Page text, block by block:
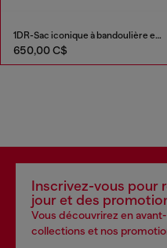
1DR-Sac iconique à bandoulière en cuir nappa
650,00 C$
Inscrivez-vous pour
jour et des
Vous découvrirez en
collections et nos